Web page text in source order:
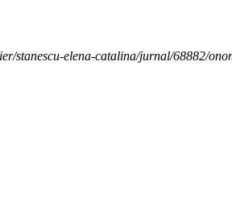
stanescu-elena-catalina/jurnal/68882/